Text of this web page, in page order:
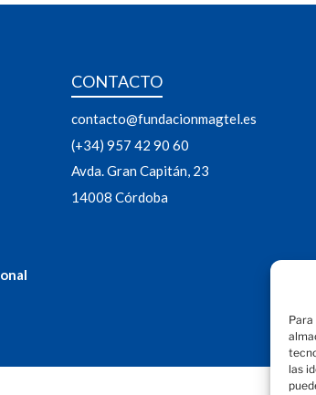
las
CONTACTO
contacto@fundacionmagtel.es
(+34) 957 42 90 60
Avda. Gran Capitán, 23
14008 Córdoba